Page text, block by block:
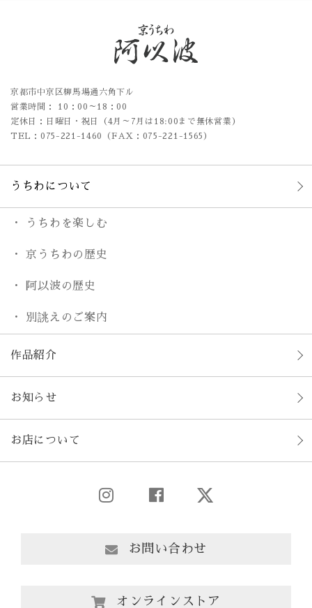
京都市中京区柳馬場通六角下ル
営業時間： 10：00～18：00
定休日：日曜日・祝日（4月～7月は18:00まで無休営業）
TEL：075-221-1460（FAX：075-221-1565）
うちわについて
うちわを楽しむ
京うちわの歴史
阿以波の歴史
別誂えのご案内
作品紹介
お知らせ
お店について
お問い合わせ
オンラインストア